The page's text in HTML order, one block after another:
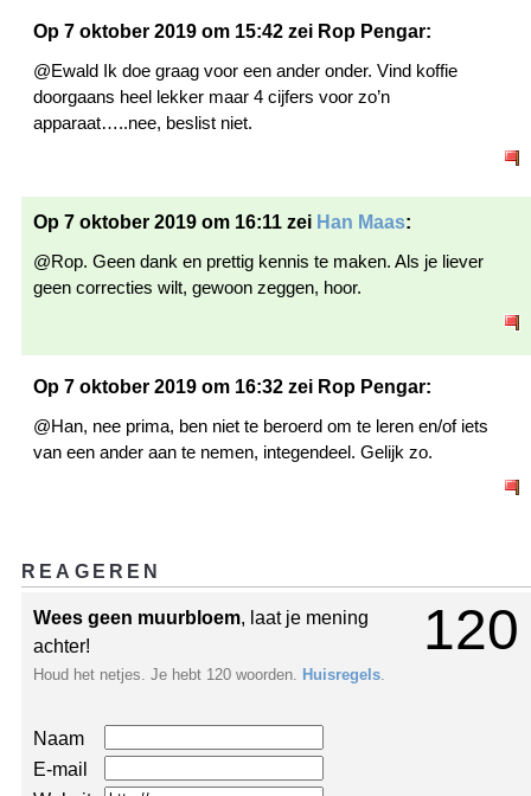
Op 7 oktober 2019 om 15:42 zei Rop Pengar:
@Ewald Ik doe graag voor een ander onder. Vind koffie
doorgaans heel lekker maar 4 cijfers voor zo’n
apparaat…..nee, beslist niet.
Op 7 oktober 2019 om 16:11 zei Han Maas:
@Rop. Geen dank en prettig kennis te maken. Als je liever
geen correcties wilt, gewoon zeggen, hoor.
Op 7 oktober 2019 om 16:32 zei Rop Pengar:
@Han, nee prima, ben niet te beroerd om te leren en/of iets
van een ander aan te nemen, integendeel. Gelijk zo.
REAGEREN
120
Wees geen muurbloem, laat je mening
achter!
Houd het netjes. Je hebt 120 woorden. Huisregels
Naam
E-mail